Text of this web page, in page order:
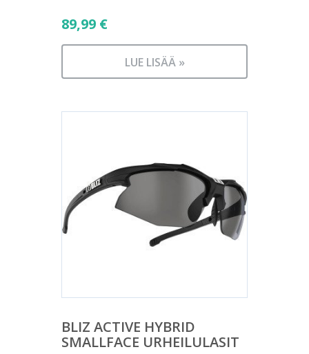
89,99 €
LUE LISÄÄ »
BLIZ ACTIVE HYBRID
SMALLFACE URHEILULASIT